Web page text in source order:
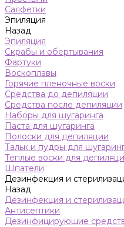
Салфетки
Эпиляция
Назад
Эпиляция
Скрабы и обертывания
Фартуки
Воскоплавы
Горячие пленочные воски
Средства до депиляции
Средства после депиляции
Наборы для шугаринга
Паста для шугаринга
Полоски для депиляции
Тальк и пудры для
Теплые воски для
Шпатели
Дезинфекция и
Назад
Дезинфекция и
Антисептики
Дезинфицирующие